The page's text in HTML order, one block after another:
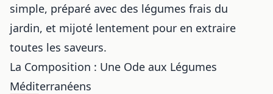
simple, préparé avec des légumes frais du
jardin, et mijoté lentement pour en extraire
toutes les saveurs.
La Composition : Une Ode aux Légumes
Méditerranéens